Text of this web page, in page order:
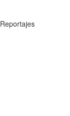
Reportajes